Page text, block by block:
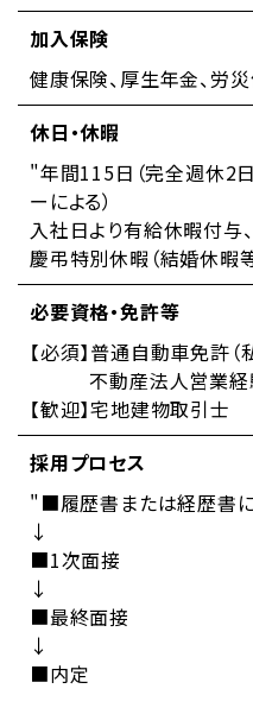
加入保険
健康保険、厚生年金、労
休日・休暇
"年間115日（完全週休2
ーによる）
入社日より有給休暇付与
慶弔特別休暇（結婚休暇
必要資格・免許等
【必須】普通自動車免許
不動産法人営業経
【歓迎】宅地建物取引士
採用プロセス
"■履歴書または経歴書
↓
■1次面接
↓
■最終面接
↓
■内定